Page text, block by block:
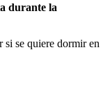
durante la
si se quiere dormir en